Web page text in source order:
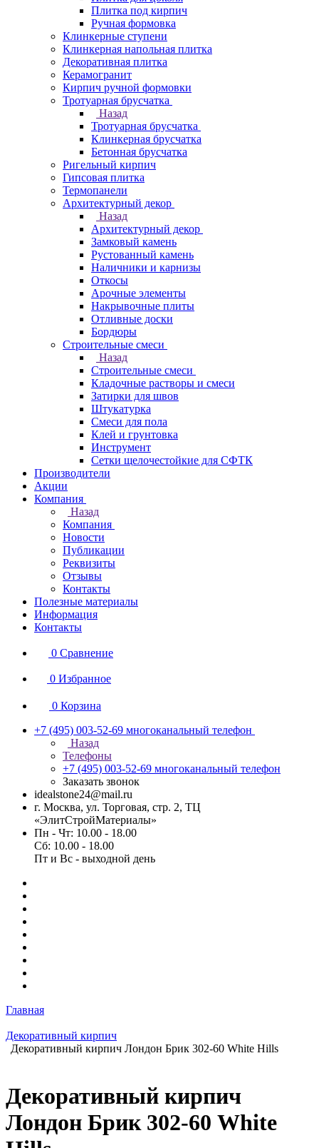
Плитка под кирпич
Ручная формовка
Клинкерные ступени
Клинкерная напольная плитка
Декоративная плитка
Керамогранит
Кирпич ручной формовки
Тротуарная брусчатка
Назад
Тротуарная брусчатка
Клинкерная брусчатка
Бетонная брусчатка
Ригельный кирпич
Гипсовая плитка
Термопанели
Архитектурный декор
Назад
Архитектурный декор
Замковый камень
Рустованный камень
Наличники и карнизы
Откосы
Арочные элементы
Накрывочные плиты
Отливные доски
Бордюры
Строительные смеси
Назад
Строительные смеси
Кладочные растворы и смеси
Затирки для швов
Штукатурка
Смеси для пола
Клей и грунтовка
Инструмент
Сетки щелочестойкие для СФТК
Производители
Акции
Компания
Назад
Компания
Новости
Публикации
Реквизиты
Отзывы
Контакты
Полезные материалы
Информация
Контакты
0 Сравнение
0 Избранное
0 Корзина
+7 (495) 003-52-69 многоканальный телефон
Назад
Телефоны
+7 (495) 003-52-69 многоканальный телефон
Заказать звонок
idealstone24@mail.ru
г. Москва, ул. Торговая, стр. 2, ТЦ
«ЭлитСтройМатериалы»
Пн - Чт: 10.00 - 18.00
Сб: 10.00 - 18.00
Пт и Вс - выходной день
Главная
Декоративный кирпич
Декоративный кирпич Лондон Брик 302-60 White Hills
Декоративный кирпич
Лондон Брик 302-60 White